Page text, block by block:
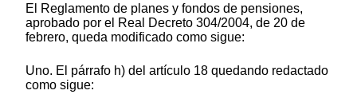
El Reglamento de planes y fondos de pensiones,
aprobado por el Real Decreto 304/2004, de 20 de
febrero, queda modificado como sigue:
Uno. El párrafo h) del artículo 18 quedando redactado
como sigue: